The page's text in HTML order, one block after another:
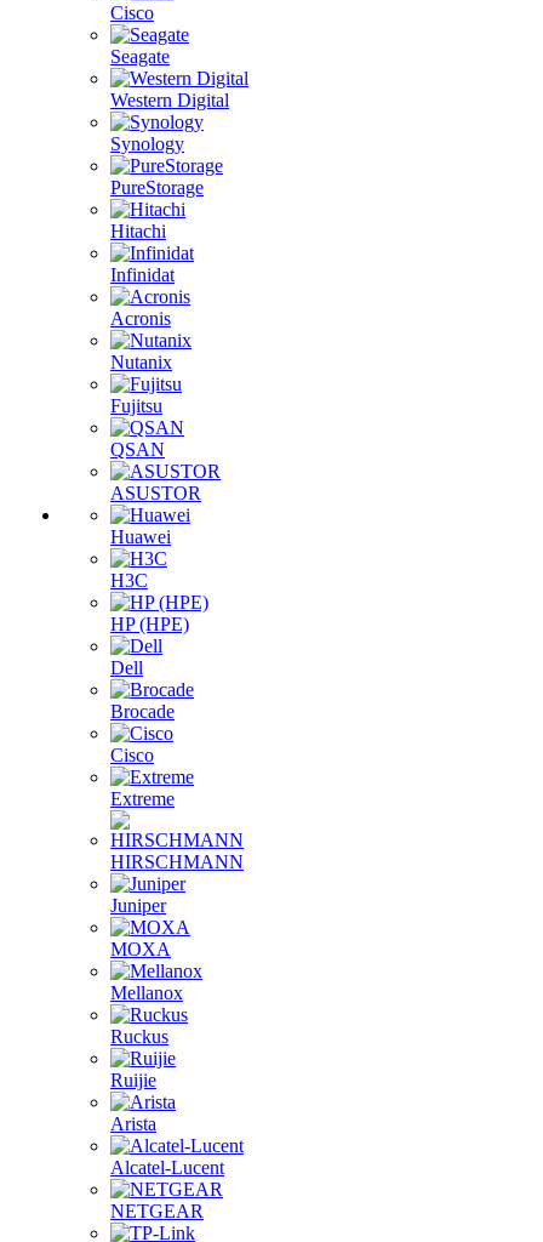
Cisco
Seagate
Western Digital
Synology
PureStorage
Hitachi
Infinidat
Acronis
Nutanix
Fujitsu
QSAN
ASUSTOR
Huawei
H3C
HP (HPE)
Dell
Brocade
Cisco
Extreme
HIRSCHMANN
Juniper
MOXA
Mellanox
Ruckus
Ruijie
Arista
Alcatel-Lucent
NETGEAR